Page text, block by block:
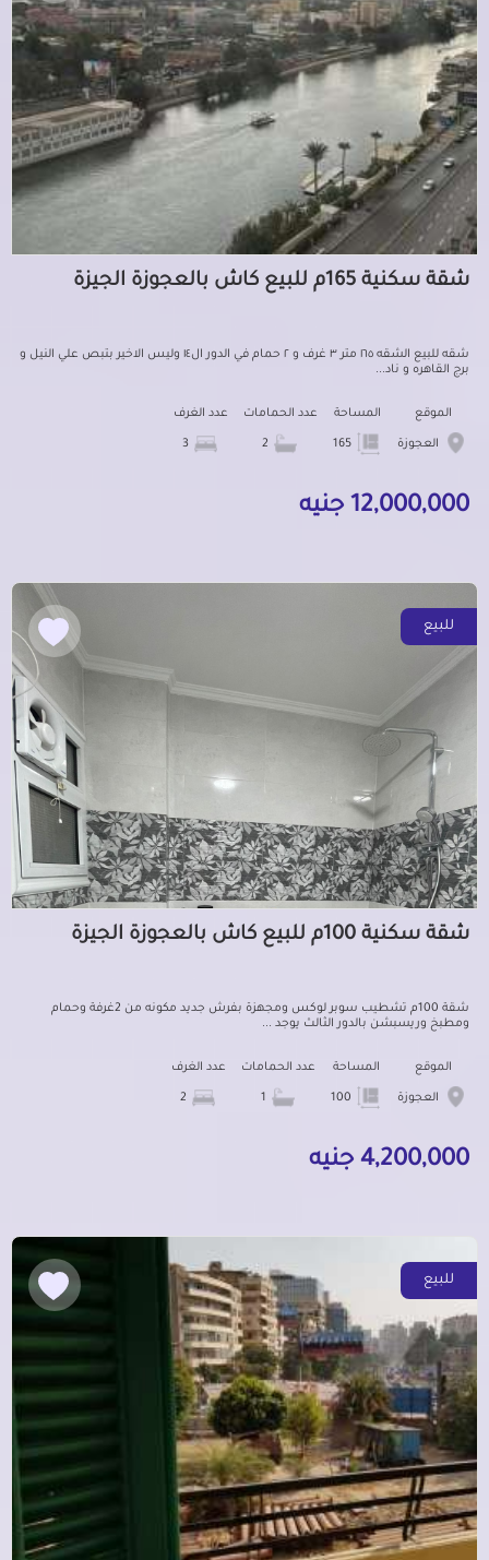
شقة سكنية 165م للبيع كاش بالعجوزة الجيزة
شقه للبيع الشقه ١٦٥ متر ٣ غرف و ٢ حمام في الدور ال١٤ وليس الاخير بتبص علي النيل و
برج القاهره و ناد...
الموقع
العجوزة
المساحة عدد الحمامات عدد الغرف
12,000,000 جنيه
للبيع
شقة سكنية 100م للبيع كاش بالعجوزة الجيزة
شقة 100م تشطيب سوبر لوكس ومجهزة بفرش جديد مكونه من 2غرفة وحمام
ومطبخ وريسبشن بالدور الثالث يوجد ...
الموقع
العجوزة
المساحة عدد الحمامات عدد الغرف
4,200,000 جنيه
للبيع